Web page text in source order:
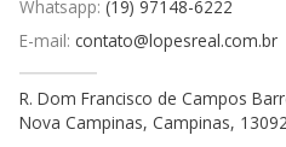
Whatsapp: (19) 97148-6222
E-mail: contato@lopesreal.com.br
R. Dom Francisco de Campos
Nova Campinas, Campinas,